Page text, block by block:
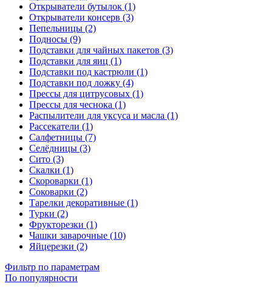
Открыватели бутылок (1)
Открыватели консерв (3)
Пепельницы (2)
Подносы (9)
Подставки для чайных пакетов (3)
Подставки для яиц (1)
Подставки под кастрюли (1)
Подставки под ложку (4)
Прессы для цитрусовых (1)
Прессы для чеснока (1)
Распылители для уксуса и масла (1)
Рассекатели (1)
Салфетницы (7)
Селёдницы (3)
Сито (3)
Скалки (1)
Скороварки (1)
Соковарки (2)
Тарелки декоративные (1)
Турки (2)
Фрукторезки (1)
Чашки заварочные (10)
Яйцерезки (2)
Фильтр по параметрам
По популярности